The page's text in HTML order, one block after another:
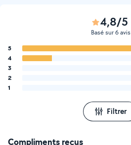
4,8/5
Basé sur 6 avis
5
4
3
2
1
Filtrer
Compliments reçus